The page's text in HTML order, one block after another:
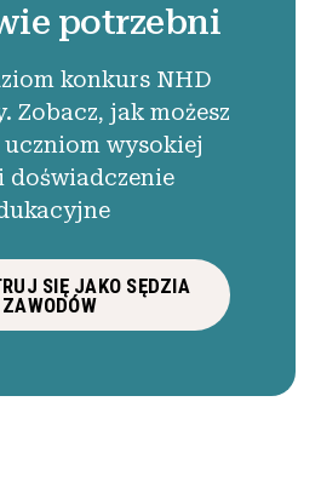
potrzebni
konkurs NHD
Zobacz, jak możesz
uczniom wysokiej
doświadczenie
SIĘ JAKO SĘDZIA
ZAWODÓW